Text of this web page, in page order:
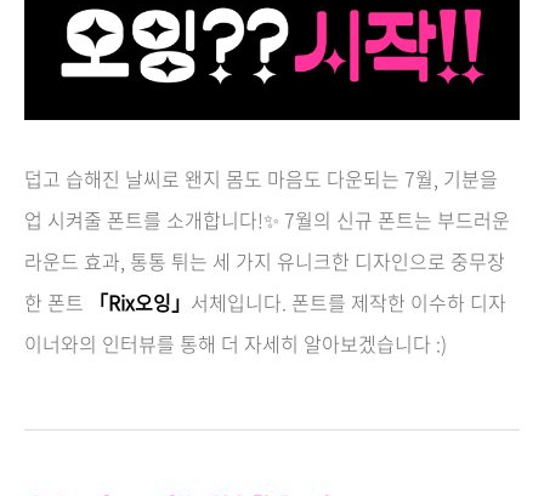
덥고 습해진 날씨로 왠지 몸도 마음도 다운되는 7월, 기분을
업 시켜줄 폰트를 소개합니다!✨ 7월의 신규 폰트는 부드러운
라운드 효과, 통통 튀는 세 가지 유니크한 디자인으로 중무장
한 폰트
「Rix오잉」 서체입니다. 폰트를 제작한 이수하 디자
이너와의 인터뷰를 통해 더 자세히 알아보겠습니다 :)